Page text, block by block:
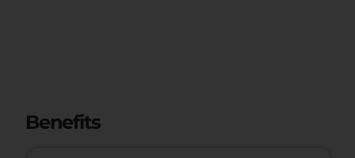
Benefits